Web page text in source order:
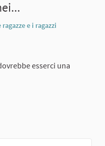
e i ragazzi
esserci una
balli